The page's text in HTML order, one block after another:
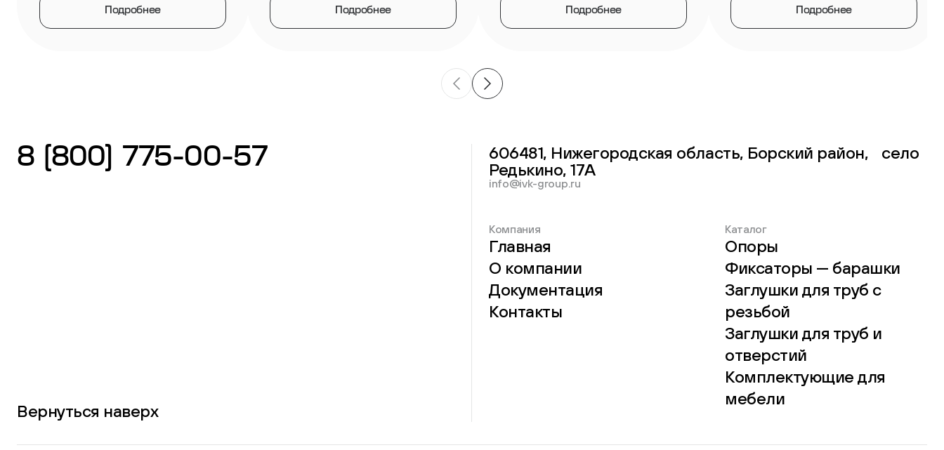
Подробнее Подробнее Подробнее Подробнее
8 (800) 775-00-57
Вернуться наверх
606481, Нижегородская область, Борский район, село
Редькино, 17А
info@ivk-group.ru
Компания
Главная
О компании
Документация
Контакты
Каталог
Опоры
Фиксаторы — барашки
Заглушки для труб с
резьбой
Заглушки для труб и
отверстий
Комплектующие для
мебели